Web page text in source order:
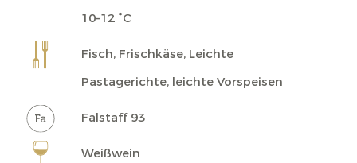
10-12 °C
Fisch, Frischkäse, Leichte
Pastagerichte, leichte Vorspeisen
Falstaff 93
Weißwein